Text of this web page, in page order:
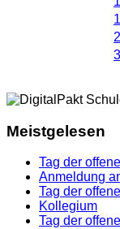
Meistgelesen
Tag der
Anmeldung
Tag der
Kollegium
Tag der